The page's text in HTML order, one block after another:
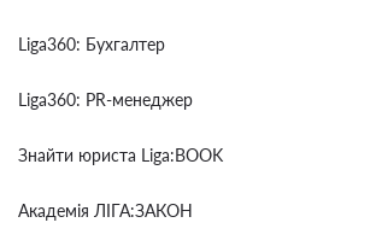
Liga360: Бухгалтер
Liga360: PR-менеджер
Знайти юриста Liga:BOOK
Академія ЛІГА:ЗАКОН